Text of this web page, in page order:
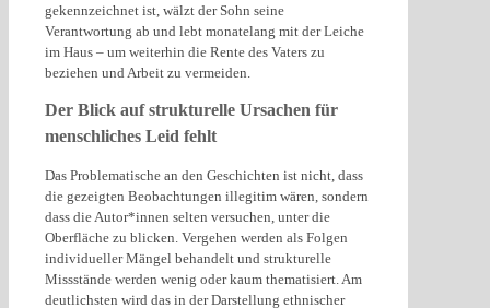
gekennzeichnet ist, wälzt der Sohn seine
Verantwortung ab und lebt monatelang mit der Leiche
im Haus – um weiterhin die Rente des Vaters zu
beziehen und Arbeit zu vermeiden.
Der Blick auf strukturelle Ursachen für
menschliches Leid fehlt
Das Problematische an den Geschichten ist nicht, dass
die gezeigten Beobachtungen illegitim wären, sondern
dass die Autor*innen selten versuchen, unter die
Oberfläche zu blicken. Vergehen werden als Folgen
individueller Mängel behandelt und strukturelle
Missstände werden wenig oder kaum thematisiert. Am
deutlichsten wird das in der Darstellung ethnischer